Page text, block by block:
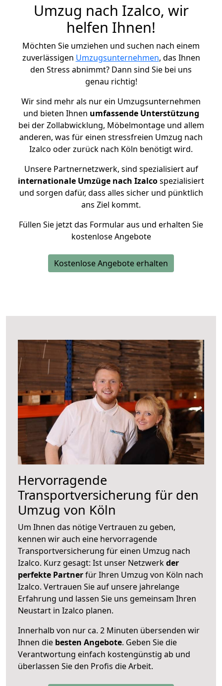
Umzug nach Izalco, wir
helfen Ihnen!
Möchten Sie umziehen und suchen nach einem
zuverlässigen Umzugsunternehmen, das Ihnen
den Stress abnimmt? Dann sind Sie bei uns
genau richtig!
Wir sind mehr als nur ein Umzugsunternehmen
und bieten Ihnen umfassende Unterstützung
bei der Zollabwicklung, Möbelmontage und allem
anderen, was für einen stressfreien Umzug nach
Izalco oder zurück nach Köln benötigt wird.
Unsere Partnernetzwerk, sind spezialisiert auf
internationale Umzüge nach Izalcospezialisiert
und sorgen dafür, dass alles sicher und pünktlich
ans Ziel kommt.
Füllen Sie jetzt das Formular aus und erhalten Sie
kostenlose Angebote
Kostenlose Angebote erhalten
Hervorragende
Transportversicherung für den
Umzug von Köln
Um Ihnen das nötige Vertrauen zu geben,
kennen wir auch eine hervorragende
Transportversicherung für einen Umzug nach
Izalco. Kurz gesagt: Ist unser Netzwerkder
perfekte Partnerfür Ihren Umzug von Köln nach
Izalco. Vertrauen Sie auf unsere jahrelange
Erfahrung und lassen Sie uns gemeinsam Ihren
Neustart in Izalco planen.
Innerhalb von nur ca. 2 Minuten übersenden wir
Ihnen die besten Angebote. Geben Sie die
Verantwortung einfach kostengünstig ab und
überlassen Sie den Profis die Arbeit.